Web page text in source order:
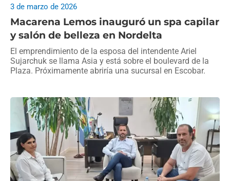
Macarena Lemos inauguró un spa capilar
y salón de belleza en Nordelta
3 de marzo de 2026
El emprendimiento de la esposa del intendente Ariel
Sujarchuk se llama Asia y está sobre el boulevard de la
Plaza. Próximamente abriría una sucursal en Escobar.